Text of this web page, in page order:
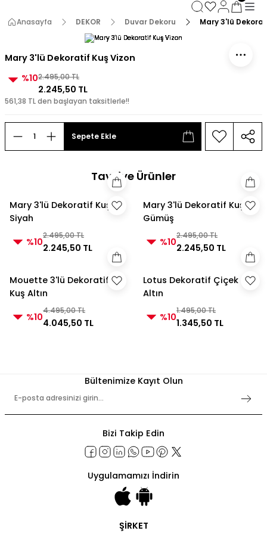
3000 TL ve Üzeri Alışverişlerde Kargo Bedava! 2
3000 TL ve Üzeri Alışverişlerde Kargo Bedava!
3000 TL ve Üzeri Alışverişlerde Kargo Bedava!
Anasayfa DEKOR Duvar Dekoru Mary 3'lü
Mary 3'lü Dekoratif Kuş Vizon
%102.495,00 TL
2.245,50 TL
561,38 TL den başlayan taksitlerle!!
Sepete Ekle
Tavsiye Ürünler
Mary 3'lü Dekoratif Kuş
Siyah
%10
2.495,00 TL
2.245,50 TL
Mary 3'lü Dekoratif Kuş
Gümüş
%10
2.495,00 TL
2.245,50 TL
Mouette 3'lü Dekoratif
Kuş Altın
%10
4.495,00 TL
4.045,50 TL
Lotus Dekoratif Çiçek
Altın
%10
1.495,00 TL
1.345,50 TL
Bültenimize Kayıt Olun
Bizi Takip Edin
Uygulamamızı İndirin
ŞİRKET